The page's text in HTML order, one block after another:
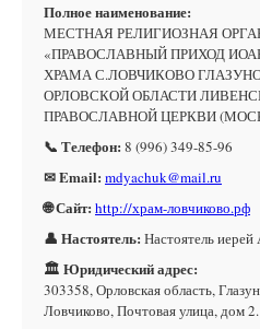
Полное наименование:
МЕСТНАЯ РЕЛИГИОЗНАЯ
«ПРАВОСЛАВНЫЙ ПРИХОД
ХРАМА С.ЛОВЧИКОВО
ОРЛОВСКОЙ ОБЛАСТИ
ПРАВОСЛАВНОЙ ЦЕРКВИ
📞 Телефон: 8 (996) 349-85-96
✉ Email: mdyachuk@mail.ru
🌐 Сайт: http://храм-ловчиково.рф
👤 Настоятель: Настоятель
🏛 Юридический адрес:
303358, Орловская область,
Ловчиково, Почтовая улица, дом 2.